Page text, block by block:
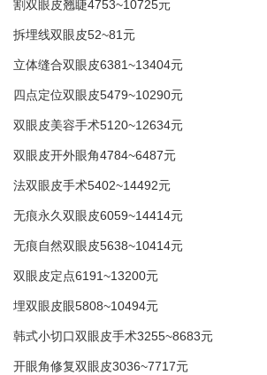
割双眼皮翘睫4753~10725元
拆埋线双眼皮52~81元
立体缝合双眼皮6381~13404元
四点定位双眼皮5479~10290元
双眼皮美容手术5120~12634元
双眼皮开外眼角4784~6487元
法双眼皮手术5402~14492元
无痕永久双眼皮6059~14414元
无痕自然双眼皮5638~10414元
双眼皮定点6191~13200元
埋双眼皮眼5808~10494元
韩式小切口双眼皮手术3255~8683元
开眼角修复双眼皮3036~7717元